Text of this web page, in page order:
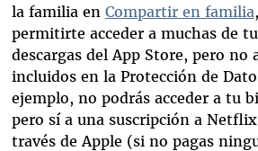
la familia en Compartir en familia
permitirte acceder a muchas de
descargas del App Store, pero no
incluidos en la Protección de
ejemplo, no podrás acceder a tu
pero sí a una suscripción a Netflix
través de Apple (si no pagas